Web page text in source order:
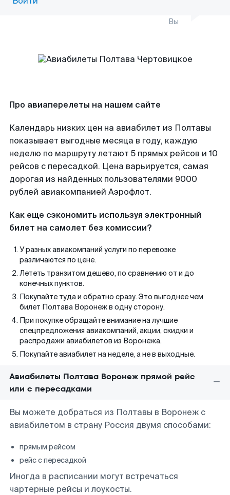
Вы
Про авиаперелеты на нашем сайте
Календарь низких цен на авиабилет из Полтавы
показывает выгодные месяца в году, каждую
неделю по маршруту летают 5 прямых рейсов и 10
рейсов с пересадкой. Цена варьируется, самая
дорогая из найденных пользователями 9000
рублей авиакомпанией Аэрофлот.
Как еще сэкономить используя электронный
билет на самолет без комиссии?
У разных авиакомпаний услуги по перевозке
различаются по цене.
Лететь транзитом дешево, по сравнению от и до
конечных пунктов.
Покупайте туда и обратно сразу. Это выгоднее чем
билет Полтава Воронеж в одну сторону.
При покупке обращайте внимание на лучшие
спецпредложения авиакомпаний, акции, скидки и
распродажи авиабилетов из Воронежа.
Покупайте авиабилет на неделе, а не в выходные.
Авиабилеты Полтава Воронеж прямой рейс
или с пересадками
Вы можете добраться из Полтавы в Воронеж с
авиабилетом в страну Россия двумя способами:
прямым рейсом
рейс с пересадкой
Иногда в расписании могут встречаться
чартерные рейсы и лоукосты.